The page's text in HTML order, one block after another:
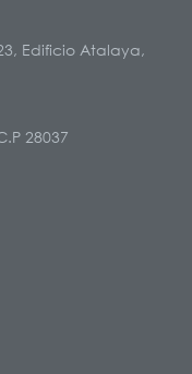
Edificio Atalaya,
28037